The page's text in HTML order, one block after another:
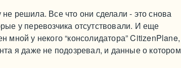
решила. Все что они сделали - это снова
у перевозчика отсутствовали. И еще
мной у некого “консолидатора” CitizenPlane,
я даже не подозревал, и данные о котором